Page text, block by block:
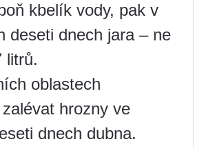
kbelík vody, pak v
deseti dnech jara – ne
litrů.
oblastech
hrozny ve
dnech dubna.